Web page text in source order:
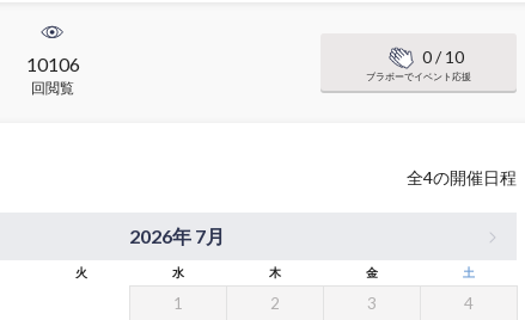
10106
回閲覧
0/ 10
ブラボーでイベント応援
全4の開催日程
2026年 7月
火 水 木 金 土
1 2 3 4